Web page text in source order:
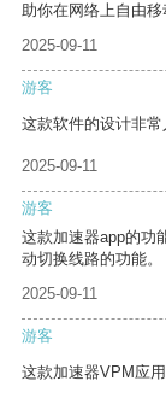
助你在网络上自由移
2025-09-11
游客
这款软件的设计非常
2025-09-11
游客
这款加速器app的功
动切换线路的功能。
2025-09-11
游客
这款加速器VPM应